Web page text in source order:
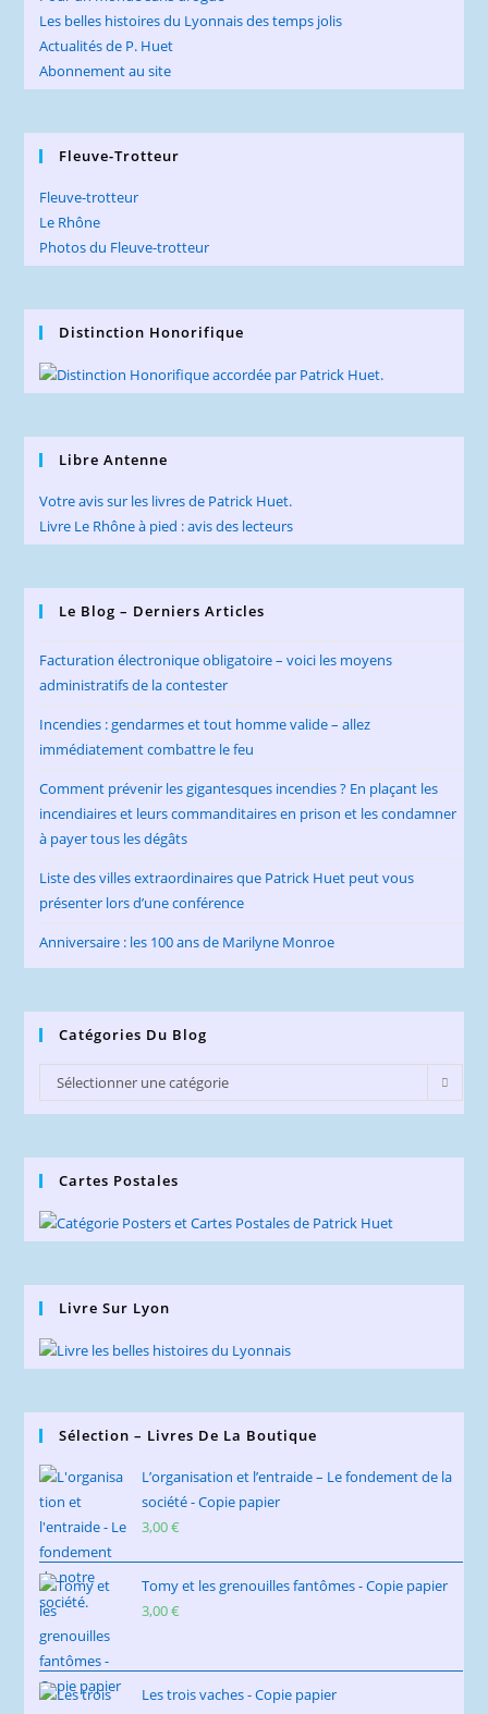
Les belles histoires du Lyonnais des temps jolis
Actualités de P. Huet
Abonnement au site
Fleuve-Trotteur
Fleuve-trotteur
Le Rhône
Photos du Fleuve-trotteur
Distinction Honorifique
Libre Antenne
Votre avis sur les livres de Patrick Huet.
Livre Le Rhône à pied : avis des lecteurs
Le Blog – Derniers Articles
Facturation électronique obligatoire – voici les moyens
administratifs de la contester
Incendies : gendarmes et tout homme valide – allez
immédiatement combattre le feu
Comment prévenir les gigantesques incendies ? En plaçant les
incendiaires et leurs commanditaires en prison et les condamner
à payer tous les dégâts
Liste des villes extraordinaires que Patrick Huet peut vous
présenter lors d’une conférence
Anniversaire : les 100 ans de Marilyne Monroe
Catégories Du Blog
Catégories
du
Sélectionner une catégorie
Cartes Postales
Livre Sur Lyon
Sélection – Livres De La Boutique
L’organisation et l’entraide – Le fondement de la
société - Copie papier
3,00€
Tomy et les grenouilles fantômes - Copie papier
3,00€
Les trois vaches - Copie papier